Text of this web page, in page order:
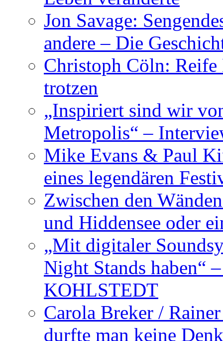
Jon Savage:
andere – Die
Christoph Cöln:
trotzen
„Inspiriert sind wir
Metropolis“ –
Mike Evans & Paul
eines legendären
Zwischen den
und Hiddensee oder
„Mit digitaler
Night Stands haben“
KOHLSTEDT
Carola Breker /
durfte man keine